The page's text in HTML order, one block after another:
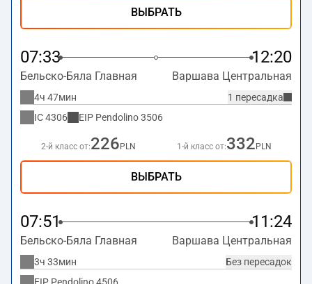
ВЫБРАТЬ
07:33 12:20
Бельско-Бяла Главная Варшава Центральная
1 пересадка
4ч 47мин
IC4306 EIP Pendolino3506
2-й класс от:226 PLN 1-й класс от:332 PLN
ВЫБРАТЬ
07:51 11:24
Бельско-Бяла Главная Варшава Центральная
Без пересадок
3ч 33мин